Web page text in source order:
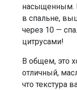
насыщенным.
в спальне,
через 10 —
цитрусами!
В общем, это
отличный,
что текстура